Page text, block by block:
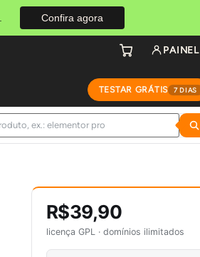
Confira agora
TESTAR GRÁTIS 7 DIAS
PAINEL
R$39,90
licença GPL · domínios ilimitados